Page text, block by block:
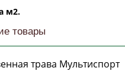
м2.
товары
трава Мультиспорт